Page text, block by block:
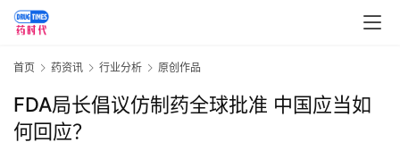
首页 药资讯 行业分析 原创作品
FDA局长倡议仿制药全球批准 中国应当如
何回应？